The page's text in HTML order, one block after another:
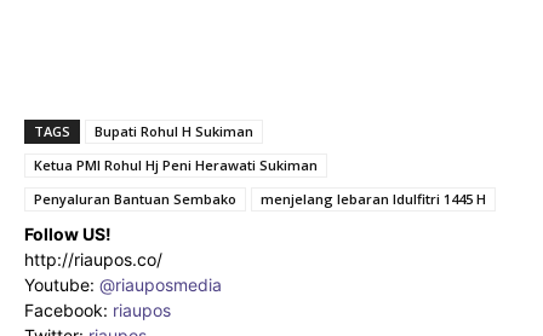
TAGS
Bupati Rohul H Sukiman
Ketua PMI Rohul Hj Peni Herawati Sukiman
Penyaluran Bantuan Sembako
menjelang lebaran Idulfitri 1445 H
Follow US!
http://riaupos.co/
Youtube: @riauposmedia
Facebook: riaupos